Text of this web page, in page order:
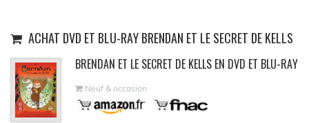
ACHAT DVD ET BLU-RAY BRENDAN ET LE SECRET DE KELLS
BRENDAN ET LE SECRET DE KELLS EN DVD ET BLU-RAY
Neuf & occasion